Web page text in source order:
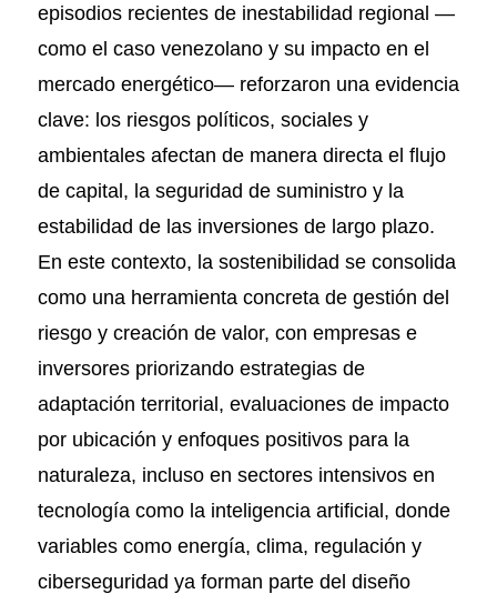
episodios recientes de inestabilidad regional —
como el caso venezolano y su impacto en el
mercado energético— reforzaron una evidencia
clave: los riesgos políticos, sociales y
ambientales afectan de manera directa el flujo
de capital, la seguridad de suministro y la
estabilidad de las inversiones de largo plazo.
En este contexto, la sostenibilidad se consolida
como una herramienta concreta de gestión del
riesgo y creación de valor, con empresas e
inversores priorizando estrategias de
adaptación territorial, evaluaciones de impacto
por ubicación y enfoques positivos para la
naturaleza, incluso en sectores intensivos en
tecnología como la inteligencia artificial, donde
variables como energía, clima, regulación y
ciberseguridad ya forman parte del diseño